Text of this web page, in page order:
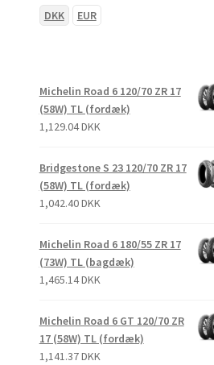
DKK EUR
Michelin Road 6 120/70 ZR 17
(58W) TL (fordæk)
1,129.04 DKK
Bridgestone S 23 120/70 ZR 17
(58W) TL (fordæk)
1,042.40 DKK
Michelin Road 6 180/55 ZR 17
(73W) TL (bagdæk)
1,465.14 DKK
Michelin Road 6 GT 120/70 ZR
17 (58W) TL (fordæk)
1,141.37 DKK